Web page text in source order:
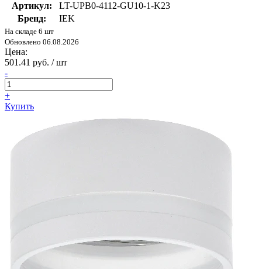
Артикул:
LT-UPB0-4112-GU10-1-K23
Бренд:
IEK
На складе 6 шт
Обновлено 06.08.2026
Цена:
501.41 руб. / шт
-
+
Купить